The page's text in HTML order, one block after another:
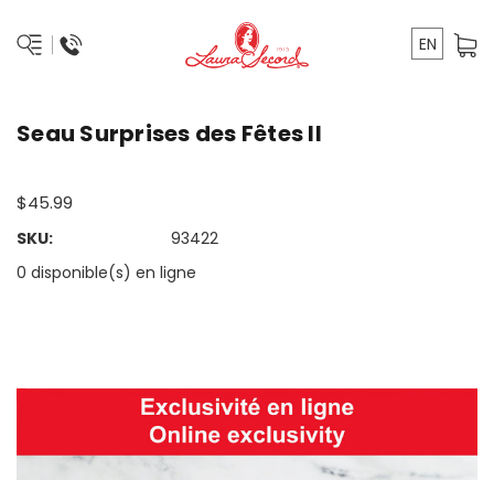
EN
Seau Surprises des Fêtes II
$45.99
SKU:
93422
0 disponible(s) en ligne